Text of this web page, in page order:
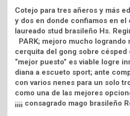
Cotejo para tres añeros y más
y dos en donde confiamos en
laureado stud brasileño Hs.
PARK; mejoro mucho logrando
cerquita del gong sobre césped
“mejor puesto” es viable logre
diana a escueto sport; ante
con varios nenes para un solo
como una de las mejores
¡¡¡¡ consagrado mago brasileño